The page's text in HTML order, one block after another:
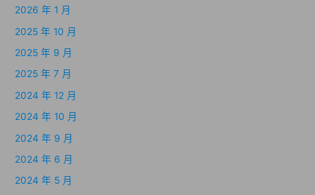
2026 年 1 月
2025 年 10 月
2025 年 9 月
2025 年 7 月
2024 年 12 月
2024 年 10 月
2024 年 9 月
2024 年 6 月
2024 年 5 月